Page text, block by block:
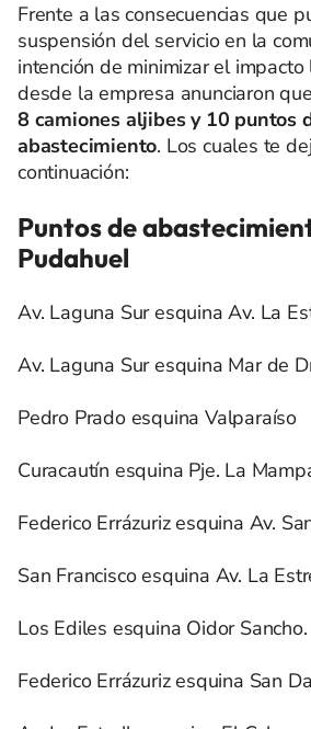
Frente a las consecuencias que
suspensión del servicio en la
intención de minimizar el
desde la empresa anunciaron
8 camiones aljibes y 10 puntos
abastecimiento. Los cuales te
continuación:
Puntos de
Pudahuel
Av. Laguna Sur esquina Av. La
Av. Laguna Sur esquina Mar de
Pedro Prado esquina Valparaíso
Curacautín esquina Pje. La
Federico Errázuriz esquina Av.
San Francisco esquina Av. La
Los Ediles esquina Oidor Sancho.
Federico Errázuriz esquina San